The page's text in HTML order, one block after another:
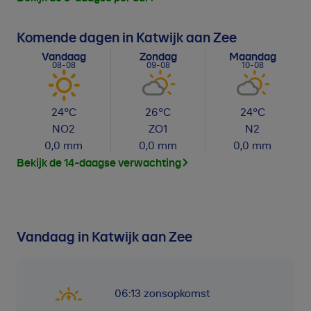
Komende dagen in Katwijk aan Zee
Vandaag
08-08
24°C
NO2
0,0 mm
Zondag
09-08
26°C
ZO1
0,0 mm
Maandag
10-08
24°C
N 2
0,0 mm
Bekijk de 14-daagse verwachting
Vandaag in Katwijk aan Zee
06:13 zonsopkomst